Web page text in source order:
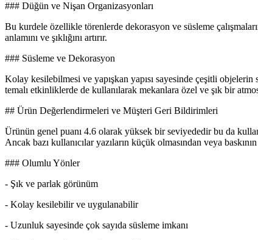
### Düğün ve Nişan Organizasyonları
Bu kurdele özellikle törenlerde dekorasyon ve süsleme
anlamını ve şıklığını artırır.
### Süsleme ve Dekorasyon
Kolay kesilebilmesi ve yapışkan yapısı sayesinde çeşitli
temalı etkinliklerde de kullanılarak mekanlara özel ve şık bir
## Ürün Değerlendirmeleri ve Müşteri Geri Bildirimleri
Ürünün genel puanı 4.6 olarak yüksek bir seviyededir bu da
Ancak bazı kullanıcılar yazıların küçük olmasından veya
### Olumlu Yönler
- Şık ve parlak görünüm
- Kolay kesilebilir ve uygulanabilir
- Uzunluk sayesinde çok sayıda süsleme imkanı